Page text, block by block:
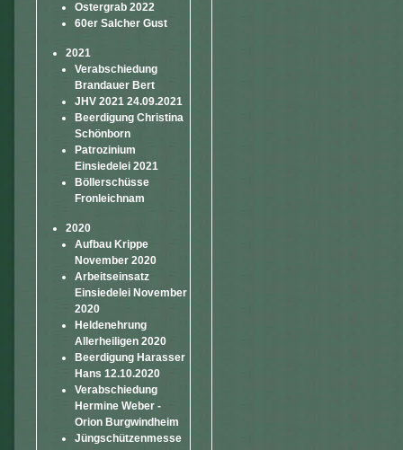
Ostergrab 2022
60er Salcher Gust
2021
Verabschiedung
Brandauer Bert
JHV 2021 24.09.2021
Beerdigung Christina
Schönborn
Patrozinium
Einsiedelei 2021
Böllerschüsse
Fronleichnam
2020
Aufbau Krippe
November 2020
Arbeitseinsatz
Einsiedelei November
2020
Heldenehrung
Allerheiligen 2020
Beerdigung Harasser
Hans 12.10.2020
Verabschiedung
Hermine Weber -
Orion Burgwindheim
Jüngschützenmesse